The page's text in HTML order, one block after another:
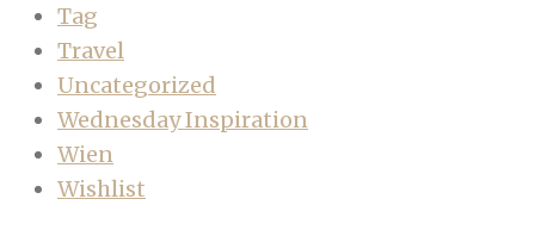
Tag
Travel
Uncategorized
Wednesday Inspiration
Wien
Wishlist